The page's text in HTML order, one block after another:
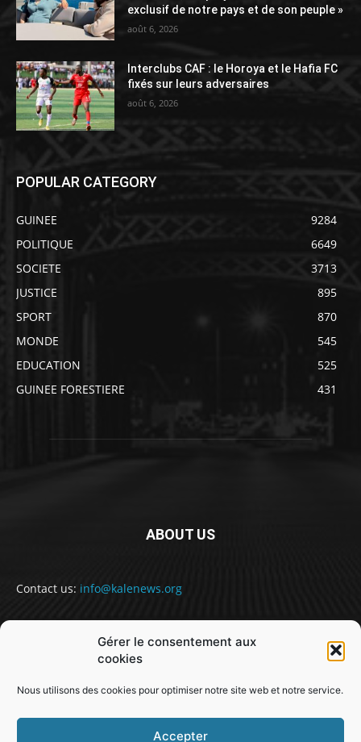
Gérer le consentement aux
cookies
Nous utilisons des cookies pour optimiser notre site web et notre service.
Accepter
exclusif de notre pays et de son peuple »
août 6, 2026
Interclubs CAF : le Horoya et le Hafia FC
fixés sur leurs adversaires
août 6, 2026
POPULAR CATEGORY
GUINEE
9284
POLITIQUE
6649
SOCIETE
3713
JUSTICE
895
SPORT
870
MONDE
545
EDUCATION
525
GUINEE FORESTIERE
431
ABOUT US
Contact us: info@kalenews.org
FOLLOW US